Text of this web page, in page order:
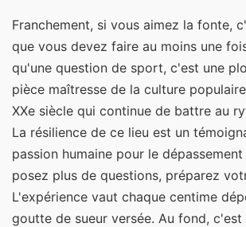
Franchement, si vous aimez la fonte,
que vous devez faire au moins une
qu'une question de sport, c'est une
pièce maîtresse de la culture
XXe siècle qui continue de battre au
La résilience de ce lieu est un
passion humaine pour le
posez plus de questions, préparez
L'expérience vaut chaque centime
goutte de sueur versée. Au fond, c'est